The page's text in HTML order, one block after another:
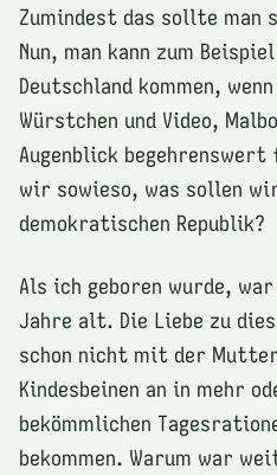
Zumindest das sollte man
Nun, man kann zum
Deutschland kommen,
Würstchen und Video,
Augenblick
wir sowieso, was sollen
demokratischen Republik?
Als ich geboren wurde, war
Jahre alt. Die Liebe zu
schon nicht mit der
Kindesbeinen an in mehr
bekömmlichen
bekommen. Warum war